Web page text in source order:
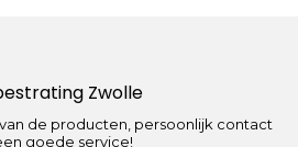
Zwolle
de producten, persoonlijk contact
goede service!